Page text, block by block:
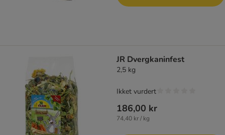
JR Dvergkaninfest
2,5 kg
186,00 kr
74,40 kr / kg
Ikket vurdert